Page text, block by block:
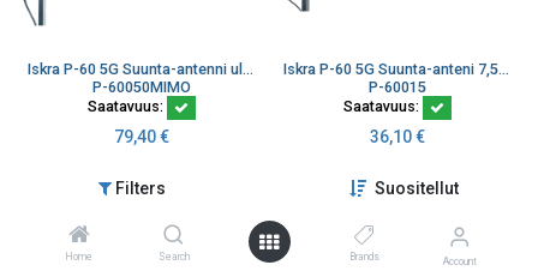
Filters Suositellut
Home Search Brands Account
Iskra P-60 5G Suunta-antenni ulkokäyttöön 2x2 MiMo 2x5m kaapeli SMA-uros
P-60050MIMO
Saatavuus:
79,40€
Iskra P-60 5G Suunta-anteni 7,5-10,5 dBi 1,5 m SMA-uros
P-60015
Saatavuus:
36,10€